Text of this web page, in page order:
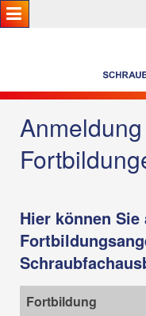
Hier können Sie
Fortbildung